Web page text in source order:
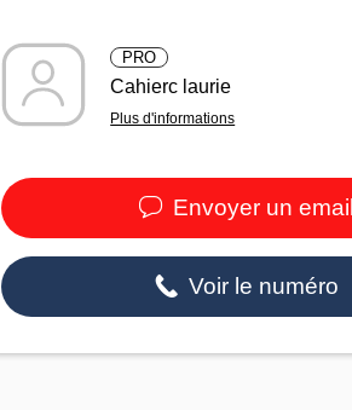
PRO
Cahierc laurie
Plus d'informations
Envoyer un email
Voir le numéro